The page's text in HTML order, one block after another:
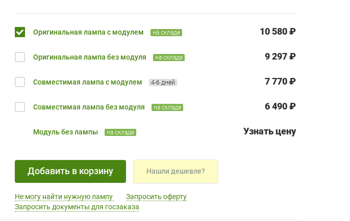
Оригинальная лампа с модулем на складе 10 580 ₽
Оригинальная лампа без модуля на складе 9 297 ₽
Совместимая лампа с модулем 4-6 дней 7 770 ₽
Совместимая лампа без модуля на складе 6 490 ₽
Модуль без лампы на складе Узнать цену
Добавить в корзину Нашли дешевле?
Не могу найти нужную лампу
Запросить оферту
Запросить документы для госзаказа